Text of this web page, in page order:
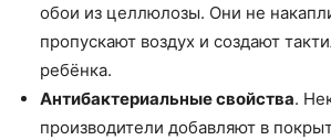
обои из целлюлозы. Они не
пропускают воздух и создают
ребёнка.
Антибактериальные свойства.
производители добавляют в